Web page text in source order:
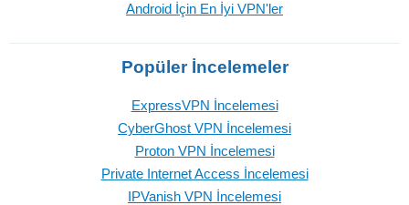
Android İçin En İyi VPN'ler
Popüler İncelemeler
ExpressVPN İncelemesi
CyberGhost VPN İncelemesi
Proton VPN İncelemesi
Private Internet Access İncelemesi
IPVanish VPN İncelemesi